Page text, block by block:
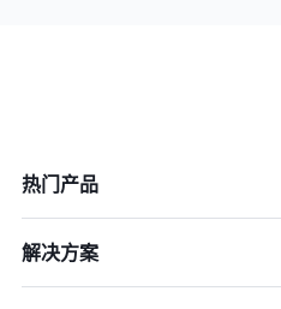
热门产品
解决方案